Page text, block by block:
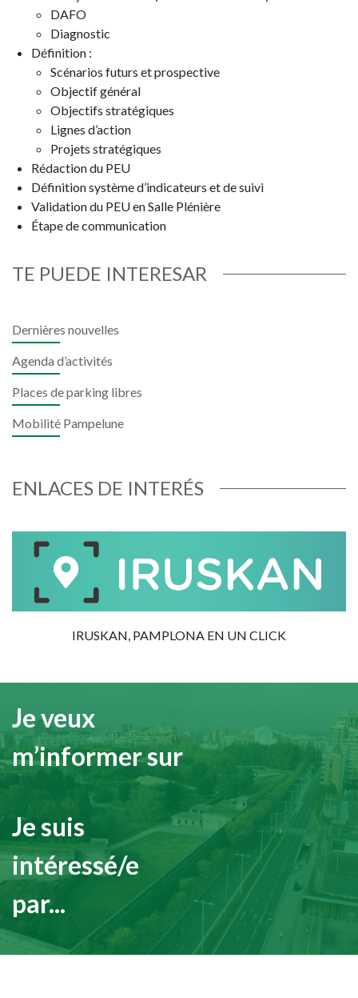
DAFO
Diagnostic
Définition :
Scénarios futurs et prospective
Objectif général
Objectifs stratégiques
Lignes d’action
Projets stratégiques
Rédaction du PEU
Définition système d’indicateurs et de suivi
Validation du PEU en Salle Plénière
Étape de communication
TE PUEDE INTERESAR
Dernières nouvelles
Agenda d’activités
Places de parking libres
Mobilité Pampelune
ENLACES DE INTERÉS
IRUSKAN, PAMPLONA EN UN CLICK
Je veux
m’informer sur
Je suis
intéressé/e
par...